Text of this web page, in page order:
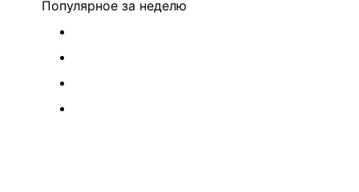
Популярное за неделю